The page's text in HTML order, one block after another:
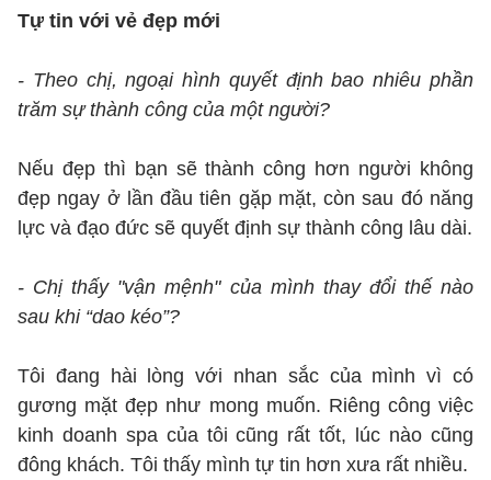
Tự tin với vẻ đẹp mới
- Theo chị, ngoại hình quyết định bao nhiêu phần
trăm sự thành công của một người?
Nếu đẹp thì bạn sẽ thành công hơn người không
đẹp ngay ở lần đầu tiên gặp mặt, còn sau đó năng
lực và đạo đức sẽ quyết định sự thành công lâu dài.
- Chị thấy "vận mệnh" của mình thay đổi thế nào
sau khi “dao kéo”?
Tôi đang hài lòng với nhan sắc của mình vì có
gương mặt đẹp như mong muốn. Riêng công việc
kinh doanh spa của tôi cũng rất tốt, lúc nào cũng
đông khách. Tôi thấy mình tự tin hơn xưa rất nhiều.